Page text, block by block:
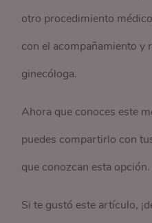
otro procedimiento
con el acompañamiento y
ginecóloga.
Ahora que conoces este
puedes compartirlo con
que conozcan esta opción.
Si te gustó este artículo,